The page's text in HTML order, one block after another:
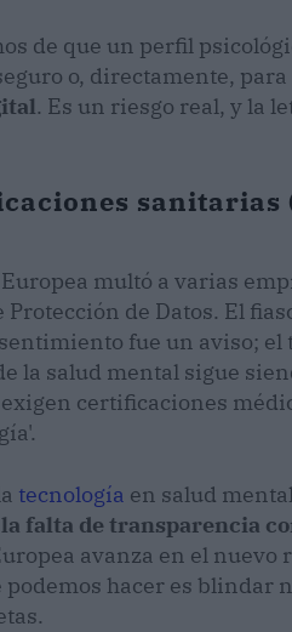
de que un perfil
o, directamente, para
. Es un riesgo real, y la
sanitarias
multó a varias
de Datos. El
fue un aviso; el
la salud mental sigue
certificaciones
tecnología en salud
la falta de transparencia
avanza en el nuevo
hacer es blindar